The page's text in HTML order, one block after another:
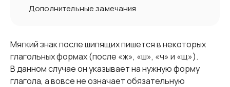
Дополнительные замечания
Мягкий знак после шипящих пишется в некоторых
глагольных формах (после «ж», «ш», «ч» и «щ»).
В данном случае он указывает на нужную форму
глагола, а вовсе не означает обязательную